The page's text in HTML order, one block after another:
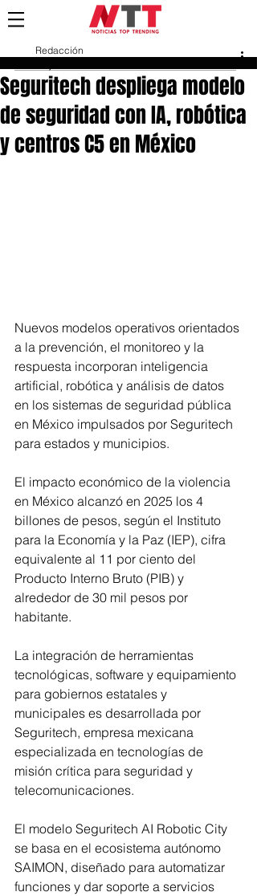
Seguritech despliega modelo
de seguridad con IA, robótica
y centros C5 en México
Redacción
Nuevos modelos operativos orientados
a la prevención, el monitoreo y la
respuesta incorporan inteligencia
artificial, robótica y análisis de datos
en los sistemas de seguridad pública
en México impulsados por Seguritech
para estados y municipios.
El impacto económico de la violencia
en México alcanzó en 2025 los 4
billones de pesos, según el Instituto
para la Economía y la Paz (IEP), cifra
equivalente al 11 por ciento del
Producto Interno Bruto (PIB) y
alrededor de 30 mil pesos por
habitante.
La integración de herramientas
tecnológicas, software y equipamiento
para gobiernos estatales y
municipales es desarrollada por
Seguritech, empresa mexicana
especializada en tecnologías de
misión crítica para seguridad y
telecomunicaciones.
El modelo Seguritech AI Robotic City
se basa en el ecosistema autónomo
SAIMON, diseñado para automatizar
funciones y dar soporte a servicios